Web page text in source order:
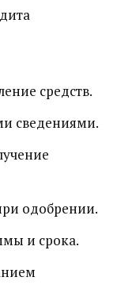
средств.
сведениями.
одобрении.
и срока.